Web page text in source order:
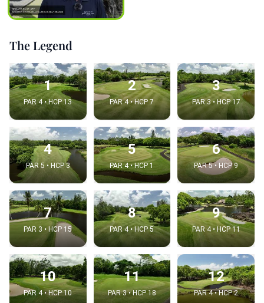
The Legend
1
PAR 4 • HCP 13
2
PAR 4 • HCP 7
3
PAR 3 • HCP 17
4
PAR 5 • HCP 3
5
PAR 4 • HCP 1
6
PAR 5 • HCP 9
7
PAR 3 • HCP 15
8
PAR 4 • HCP 5
9
PAR 4 • HCP 11
10
PAR 4 • HCP 10
11
PAR 3 • HCP 18
12
PAR 4 • HCP 2